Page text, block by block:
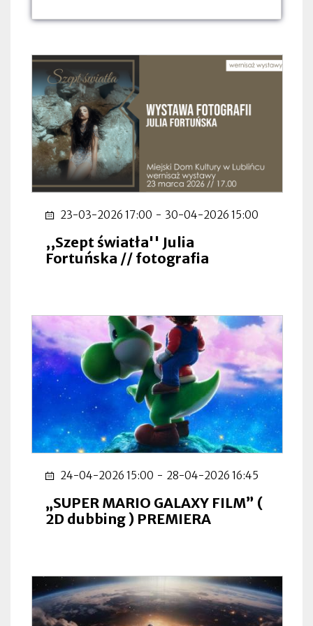
23-03-2026 17:00 - 30-04-2026 15:00
,,Szept światła'' Julia
Fortuńska // fotografia
24-04-2026 15:00 - 28-04-2026 16:45
„SUPER MARIO GALAXY FILM” (
2D dubbing ) PREMIERA